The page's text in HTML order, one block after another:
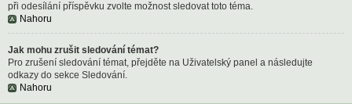
při odesílání příspěvku zvolte možnost sledovat toto téma.
Nahoru
Jak mohu zrušit sledování témat?
Pro zrušení sledování témat, přejděte na Uživatelský panel a následujte
odkazy do sekce Sledování.
Nahoru